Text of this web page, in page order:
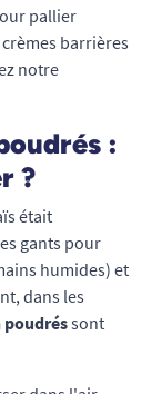
pallier
barrières
notre
:
?
était
gants pour
humides) et
dans les
poudréssont